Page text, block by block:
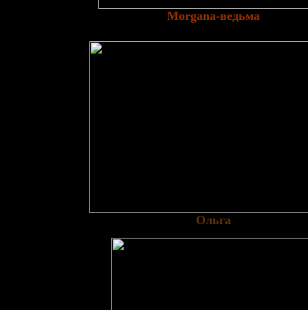
Morgana-ведьма
Ольга